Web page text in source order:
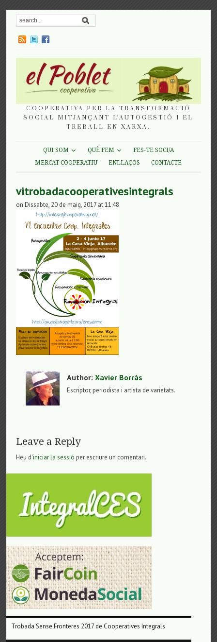
COOPERATIVA PER LA TRANSFORMACIÓ
SOCIAL MITJANÇANT L'AUTOGESTIÓ I EL
TREBALL EN XARXA.
QUI SOM QUÈ FEM
FES-TE SOCI/A
MERCAT COOPERATIU
ENLLAÇOS CONTACTE
vitrobadacooperativesintegrals
on Dissabte, 20 de maig, 2017 at 11:48
Author:Xavier Borràs
Escriptor, periodista i artista de varietats.
Leave a Reply
Heu d'iniciar la sessió per escriure un comentari.
Trobada Sense Fronteres 2017 de Cooperatives Integrals